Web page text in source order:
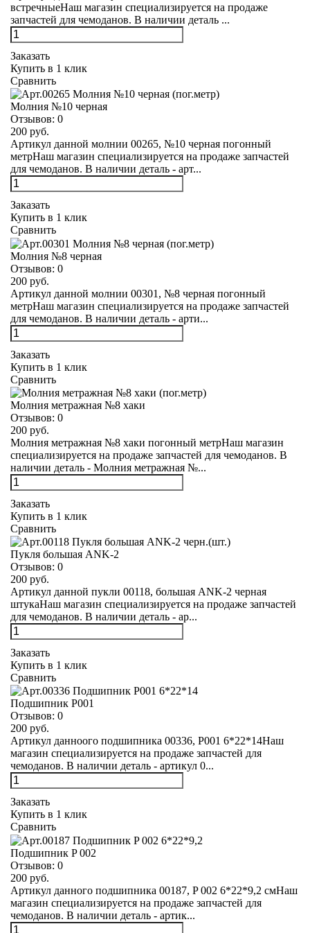
встречныеНаш магазин специализируется на продаже
запчастей для чемоданов. В наличии деталь ...
Заказать
Купить в 1 клик
Сравнить
Молния №10 черная
Отзывов: 0
200 руб.
Артикул данной молнии 00265, №10 черная погонный
метрНаш магазин специализируется на продаже запчастей
для чемоданов. В наличии деталь - арт...
Заказать
Купить в 1 клик
Сравнить
Молния №8 черная
Отзывов: 0
200 руб.
Артикул данной молнии 00301, №8 черная погонный
метрНаш магазин специализируется на продаже запчастей
для чемоданов. В наличии деталь - арти...
Заказать
Купить в 1 клик
Сравнить
Молния метражная №8 хаки
Отзывов: 0
200 руб.
Молния метражная №8 хаки погонный метрНаш магазин
специализируется на продаже запчастей для чемоданов. В
наличии деталь - Молния метражная №...
Заказать
Купить в 1 клик
Сравнить
Пукля большая ANK-2
Отзывов: 0
200 руб.
Артикул данной пукли 00118, большая ANK-2 черная
штукаНаш магазин специализируется на продаже запчастей
для чемоданов. В наличии деталь - ар...
Заказать
Купить в 1 клик
Сравнить
Подшипник Р001
Отзывов: 0
200 руб.
Артикул данноого подшипника 00336, Р001 6*22*14Наш
магазин специализируется на продаже запчастей для
чемоданов. В наличии деталь - артикул 0...
Заказать
Купить в 1 клик
Сравнить
Подшипник P 002
Отзывов: 0
200 руб.
Артикул данного подшипника 00187, P 002 6*22*9,2 смНаш
магазин специализируется на продаже запчастей для
чемоданов. В наличии деталь - артик...